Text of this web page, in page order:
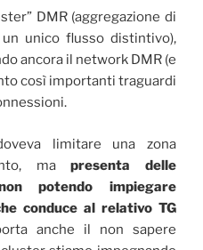
DMR (aggregazione di
unico flusso distintivo),
ancora il network DMR (e
così importanti traguardi
limitare una zona
mapresenta delle
potendo impiegare
conduce al relativo TG
anche il non sapere